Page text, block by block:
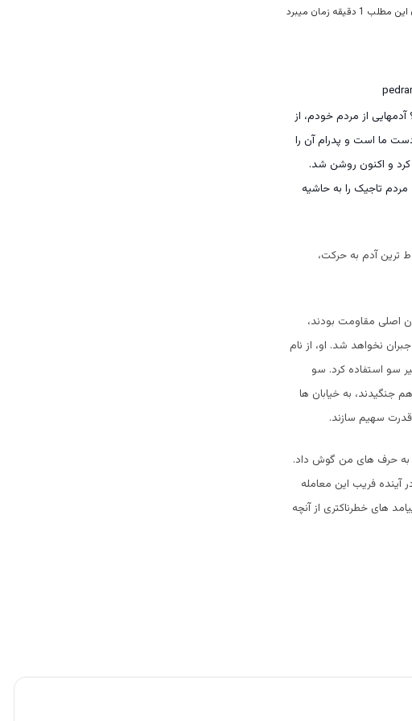
1 دقیقه زمان میبرد
از مردم خودم، از
ما است و پدرام آن را
کرد و اکنون روشن شد.
تاجیک را به حاشیه
ترین آدم به حرکت،
اصلی مقاومت بودند،
نخواهد شد. او، از نام
سو استفاده کرد. سو
جنگیدند، به خیابان ها
قدرت سهیم سازند.
به حرف های من گوش داد.
آینده فریب این معامله
های خطرناکتری از آنچه